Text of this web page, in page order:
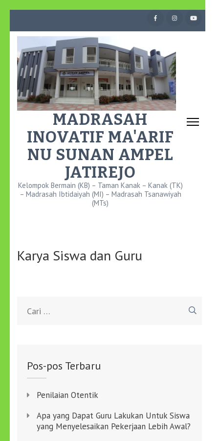
ke
(Tekan
Enter)
MADRASAH
INOVATIF MA'ARIF
NU SUNAN AMPEL
JATIREJO
Kelompok Bermain (KB) – Taman Kanak – Kanak (TK)
– Madrasah Ibtidaiyah (MI) – Madrasah Tsanawiyah
(MTs)
Karya Siswa dan Guru
Pos-pos Terbaru
Penilaian Otentik
Apa yang Dapat Guru Lakukan Untuk Siswa
yang Menyelesaikan Pekerjaan Lebih Awal?